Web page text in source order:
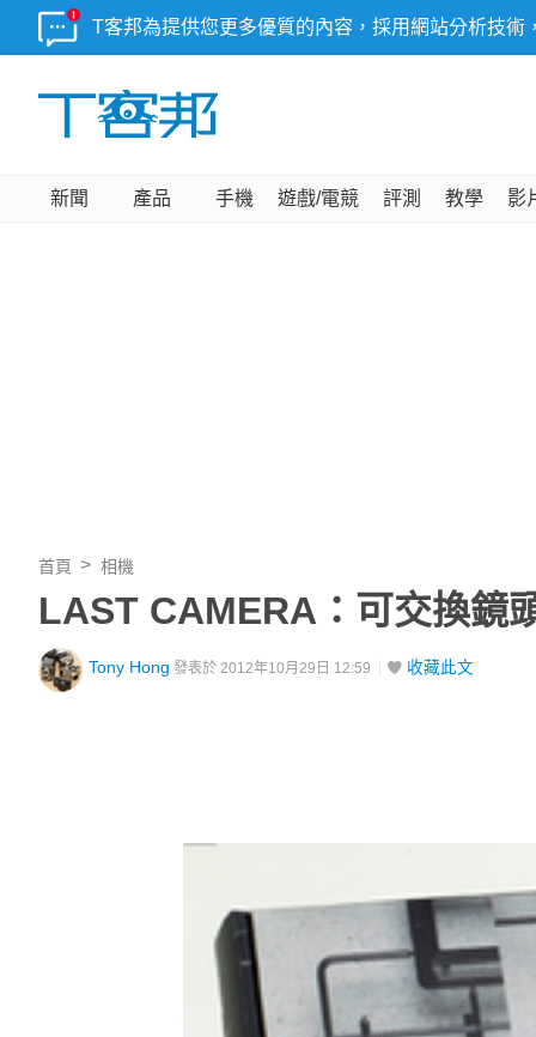
T客邦為提供您更多優質的內容，採用網站分析技
新聞 產品 手機 遊戲/電競 評測 教學 影
首頁 相機
LAST CAMERA：可交換鏡
Tony Hong 發表於 2012年10月29日 12:59 收藏此文